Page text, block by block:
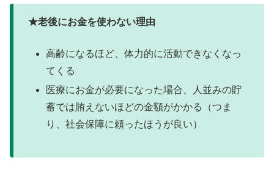
★老後にお金を使わない理由
高齢になるほど、体力的に活動できなくなっ
てくる
医療にお金が必要になった場合、人並みの貯
蓄では賄えないほどの金額がかかる（つま
り、社会保障に頼ったほうが良い）